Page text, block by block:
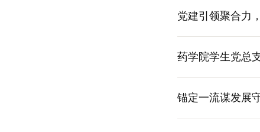
党建引领聚合力
约仪式顺利举行
药学院学生党总
锚定一流谋发展